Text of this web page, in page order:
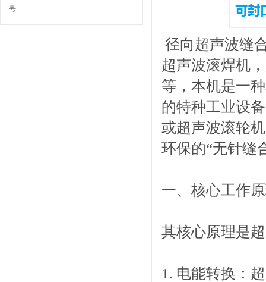
号
径向超声波缝
超声波滚焊机
等，本机是一
的特种工业设
或超声波滚轮
环保的“无针缝
一、核心工作
其核心原理是
1. 电能转换：